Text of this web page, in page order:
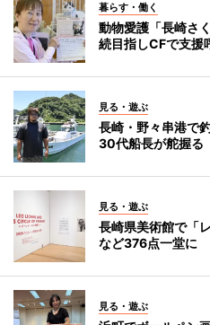
暮らす・働く
動物愛護「長崎さ
続目指しCFで支援
見る・遊ぶ
長崎・野々串港で
30代船長が舵握る
見る・遊ぶ
長崎県美術館で「
など376点一堂に
見る・遊ぶ